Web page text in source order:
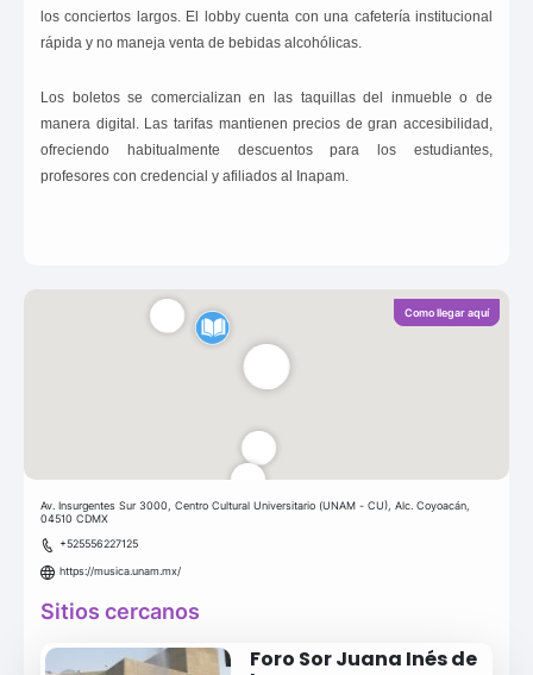
los conciertos largos. El lobby cuenta con una cafetería institucional
rápida y no maneja venta de bebidas alcohólicas.
Los boletos se comercializan en las taquillas del inmueble o de
manera digital. Las tarifas mantienen precios de gran accesibilidad,
ofreciendo habitualmente descuentos para los estudiantes,
profesores con credencial y afiliados al Inapam.
Como llegar aquí
Av. Insurgentes Sur 3000, Centro Cultural Universitario (UNAM - CU), Alc. Coyoacán,
04510 CDMX
+525556227125
https://musica.unam.mx/
Sitios cercanos
Foro Sor Juana Inés de